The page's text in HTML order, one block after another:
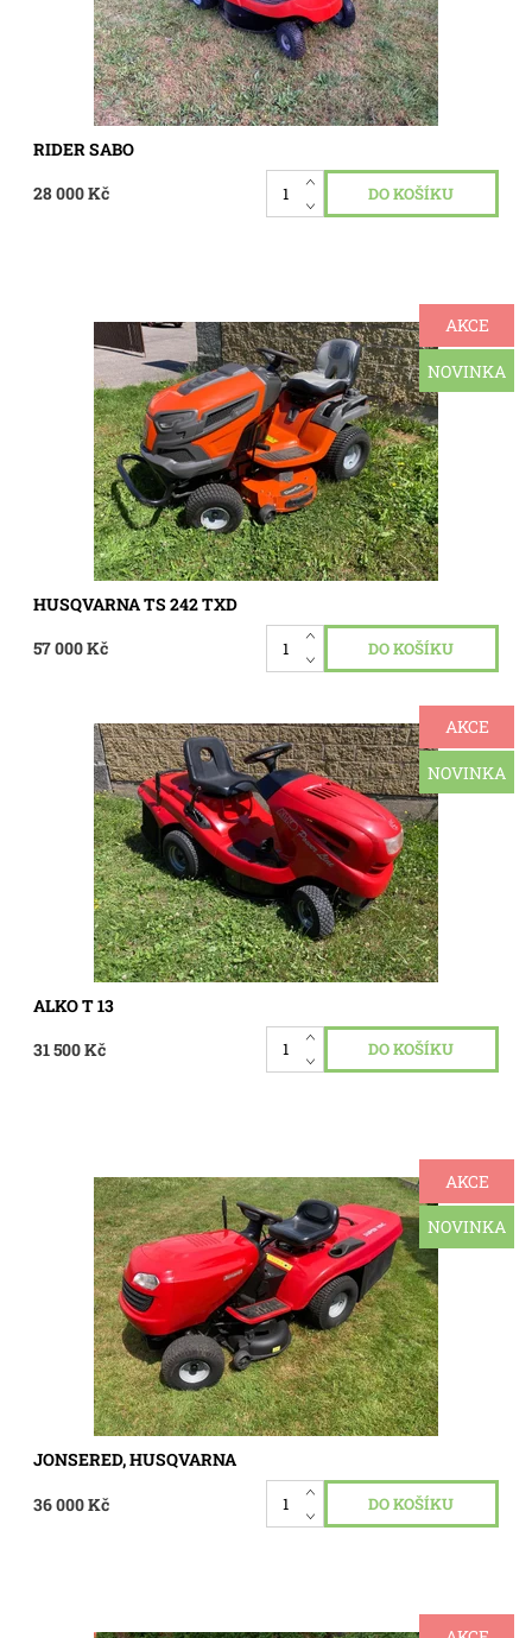
RIDER SABO
28 000 Kč
AKCE
NOVINKA
Zahradní traktor Husqvarna TS 242 TXD, motor tlakově
mazaný dvouválec Briggs&Straton 25 Hp, pojezd
hydrostatická převodovka s automatickou uzávěrkou,
zesílené sečení 107 cm...
Dostupnost:
Skladem 1 ks
3382
HUSQVARNA TS 242 TXD
57 000 Kč
AKCE
NOVINKA
Zahradní traktůrek Rakouské výroby Alko T 13 - 82 SPH,
motor Briggs&Straton 13 hp , pojezd hydrostatická
převodovka ,sečení záběr 82 cm ,koš,traktůrek je celkově ve
Dostupnost:
Skladem 1 ks
3379
ALKO T 13
31 500 Kč
AKCE
NOVINKA
Velmi pěkný zahradní traktor Jonsered LT 2115 CMA, motor
tlakově mazaný 15 Hp, pojezd hydrostatická převodovka,
sečení dva nože záběr 92 cm, velký koš, litinová přední
náprava,...
Dostupnost:
Skladem 1 ks
3370
JONSERED, HUSQVARNA
36 000 Kč